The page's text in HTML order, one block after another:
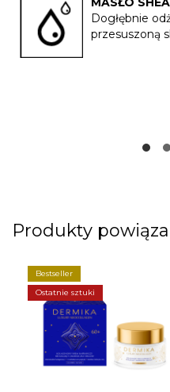
Dogłębnie
przesuszoną
Produkty
Bestseller
Ostatnie sztuki